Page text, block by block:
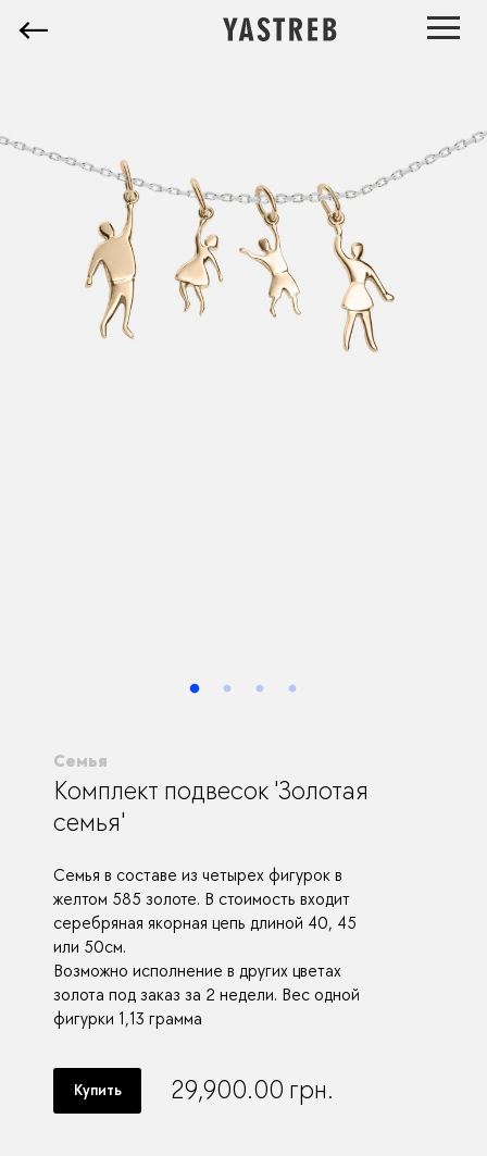
Семья
Комплект подвесок 'Золотая
семья'
Семья в составе из четырех фигурок в
желтом 585 золоте. В стоимость входит
серебряная якорная цепь длиной 40, 45
или 50см.
Возможно исполнение в других цветах
золота под заказ за 2 недели. Вес одной
фигурки 1,13 грамма
Купить 29,900.00 грн.